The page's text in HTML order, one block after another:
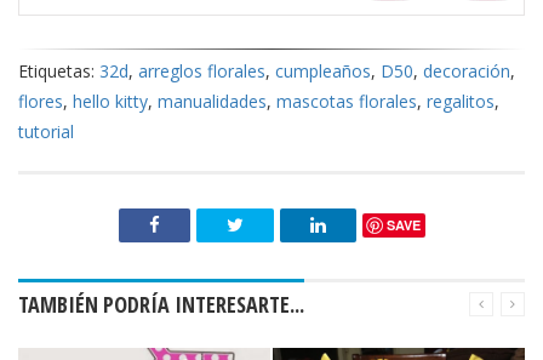
Etiquetas: 32d, arreglos florales, cumpleaños, D50, decoración,
flores, hello kitty, manualidades, mascotas florales, regalitos,
tutorial
SAVE
TAMBIÉN PODRÍA INTERESARTE...